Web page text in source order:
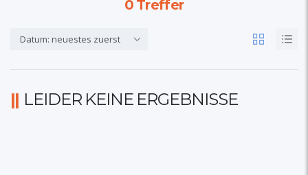
0Treffer
Datum: neuestes zuerst
LEIDER KEINE ERGEBNISSE